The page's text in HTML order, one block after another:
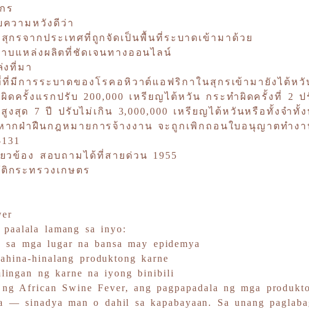
ร
วามหวังดีว่า
กรจากประเทศที่ถูกจัดเป็นพื้นที่ระบาดเข้ามาด้วย
บแหล่งผลิตที่ชัดเจนทางออนไลน์
งที่มา
การระบาดของโรคอหิวาต์แอฟริกาในสุกรเข้ามายังไต้หวั
ครั้งแรกปรับ 200,000 เหรียญไต้หวัน กระทำผิดครั้งที่ 2
สุด 7 ปี ปรับไม่เกิน 3,000,000 เหรียญไต้หวันหรือทั้งจำทั้ง
กฝ่าฝืนกฎหมายการจ้างงาน จะถูกเพิกถอนใบอนุญาตทำง
วข้อง สอบถามได้ที่สายด่วน 1955
ระทรวงเกษตร
lamang sa inyo:
mga lugar na bansa may epidemya
hinalang produktong karne
ng karne na iyong binibili
African Swine Fever, ang pagpapadala ng mga
— sinadya man o dahil sa kapabayaan. Sa unang